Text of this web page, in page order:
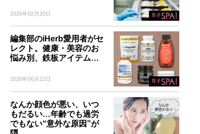
2026年02月20日
編集部のiHerb愛用者がセ
レクト。健康・美容のお
悩み別、鉄板アイテム…
2026年06月22日
なんか顔色が悪い、いつ
もだるい…年齢でも過労
でもない“意外な原因”が